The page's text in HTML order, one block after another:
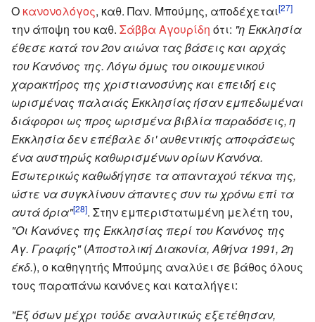
Ο κανονολόγος, καθ. Παν. Μπούμης, αποδέχεται[27]
την άποψη του καθ. Σάββα Αγουρίδη ότι: "η Εκκλησία
έθεσε κατά τον 2ον αιώνα τας βάσεις και αρχάς
του Κανόνος της. Λόγω όμως του οικουμενικού
χαρακτήρος της χριστιανοσύνης και επειδή εις
ωρισμένας παλαιάς Εκκλησίας ήσαν εμπεδωμέναι
διάφοροι ως προς ωρισμένα βιβλία παραδόσεις, η
Εκκλησία δεν επέβαλε δι' αυθεντικής αποφάσεως
ένα αυστηρώς καθωρισμένων ορίων Κανόνα.
Εσωτερικώς καθωδήγησε τα απανταχού τέκνα της,
ώστε να συγκλίνουν άπαντες συν τω χρόνω επί τα
αυτά όρια"[28]. Στην εμπεριστατωμένη μελέτη του,
"Οι Kανόνες της Eκκλησίας περί του Kανόνος της
Αγ. Γραφής"(Αποστολική Διακονία, Αθήνα 1991, 2η
έκδ.), ο καθηγητής Μπούμης αναλύει σε βάθος όλους
τους παραπάνω κανόνες και καταλήγει:
"Εξ όσων μέχρι τούδε αναλυτικώς εξετέθησαν,